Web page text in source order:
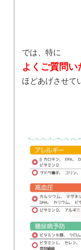
では、特に
よくご質問
ほどあげさせて